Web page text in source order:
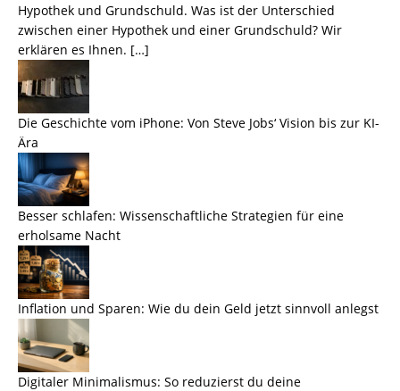
Hypothek und Grundschuld. Was ist der Unterschied
zwischen einer Hypothek und einer Grundschuld? Wir
erklären es Ihnen. […]
Die Geschichte vom iPhone: Von Steve Jobs‘ Vision bis zur KI-
Ära
Besser schlafen: Wissenschaftliche Strategien für eine
erholsame Nacht
Inflation und Sparen: Wie du dein Geld jetzt sinnvoll anlegst
Digitaler Minimalismus: So reduzierst du deine